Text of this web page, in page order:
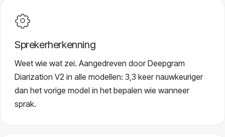
Sprekerherkenning
Weet wie wat zei. Aangedreven door Deepgram
Diarization V2 in alle modellen: 3,3 keer nauwkeuriger
dan het vorige model in het bepalen wie wanneer
sprak.